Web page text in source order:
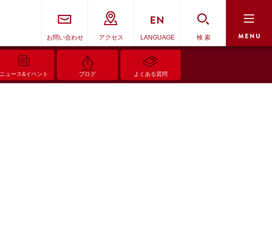
ニュース&イベント ブログ よくある質問
お問い合わせ アクセス LANGUAGE 検 索